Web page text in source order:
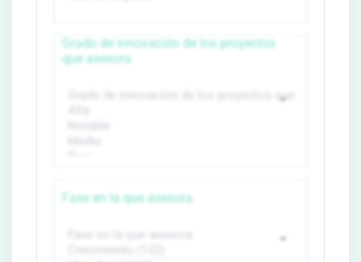
Grado de innovación de los proyectos
que asesora
Fase en la que asesora